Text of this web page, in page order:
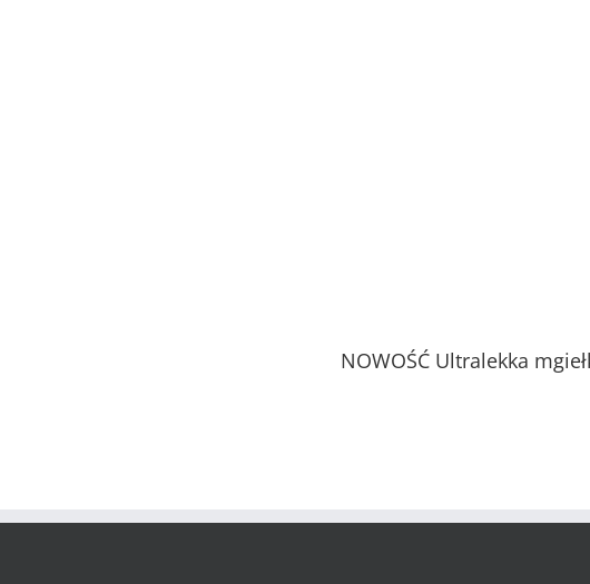
NOWOŚĆ Ultralekka